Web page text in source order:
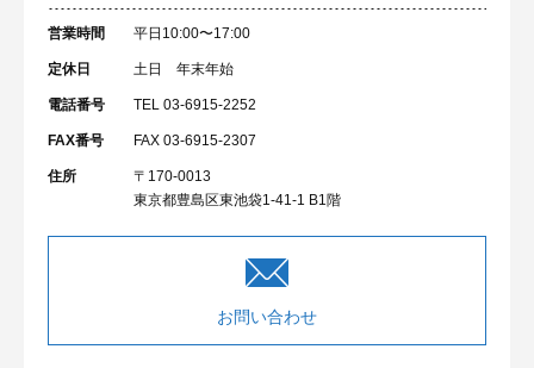
営業時間 平日10:00〜17:00
定休日 土日 年末年始
電話番号 TEL 03-6915-2252
FAX番号 FAX 03-6915-2307
住所
〒170-0013
東京都豊島区東池袋1-41-1 B1階
お問い合わせ